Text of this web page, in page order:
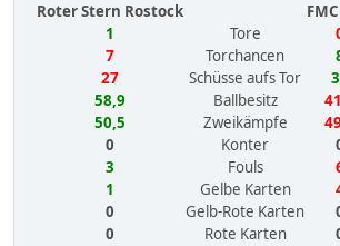
Roter Stern Rostock
1
Tore
7
Torchancen
27
Schüsse aufs Tor
58,9
Ballbesitz
50,5
Zweikämpfe
0
Konter
3
Fouls
1
Gelbe Karten
0
Gelb-Rote Karten
0
Rote Karten